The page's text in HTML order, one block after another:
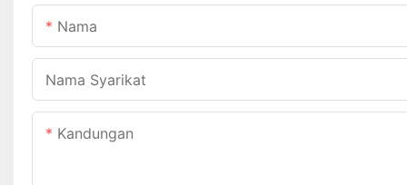
Nama
Nama Syarikat
Kandungan